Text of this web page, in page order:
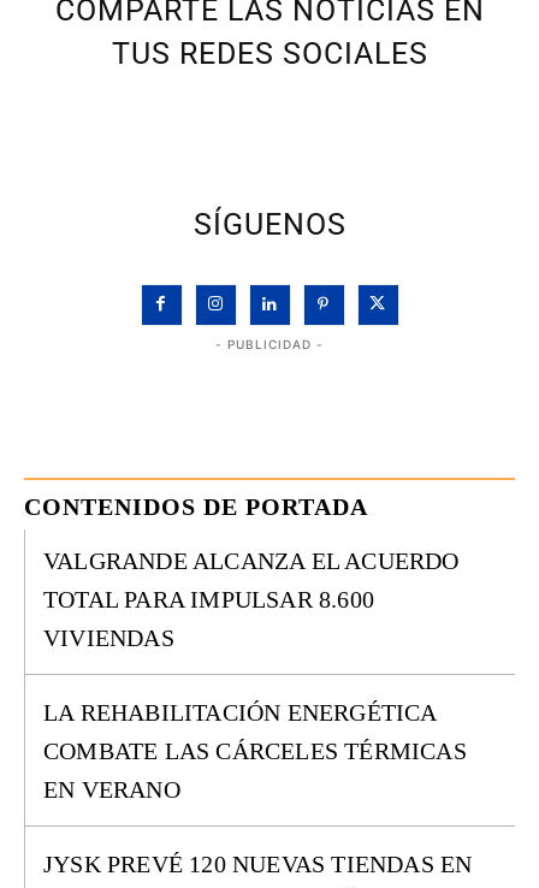
COMPARTE LAS NOTICIAS EN
TUS REDES SOCIALES
SÍGUENOS
- PUBLICIDAD -
CONTENIDOS DE PORTADA
VALGRANDE ALCANZA EL ACUERDO
TOTAL PARA IMPULSAR 8.600
VIVIENDAS
LA REHABILITACIÓN ENERGÉTICA
COMBATE LAS CÁRCELES TÉRMICAS
EN VERANO
JYSK PREVÉ 120 NUEVAS TIENDAS EN